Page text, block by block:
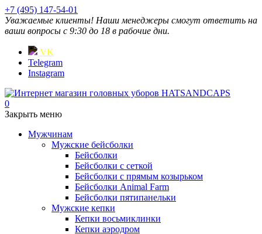
+7 (495) 147-54-01
Уважаемые клиенты! Наши менеджеры смогут ответить на
ваши вопросы с 9:30 до 18 в рабочие дни.
VK
Telegram
Instagram
0
Закрыть меню
Мужчинам
Мужские бейсболки
Бейсболки
Бейсболки с сеткой
Бейсболки с прямым козырьком
Бейсболки Animal Farm
Бейсболки пятипанельки
Мужские кепки
Кепки восьмиклинки
Кепки аэродром